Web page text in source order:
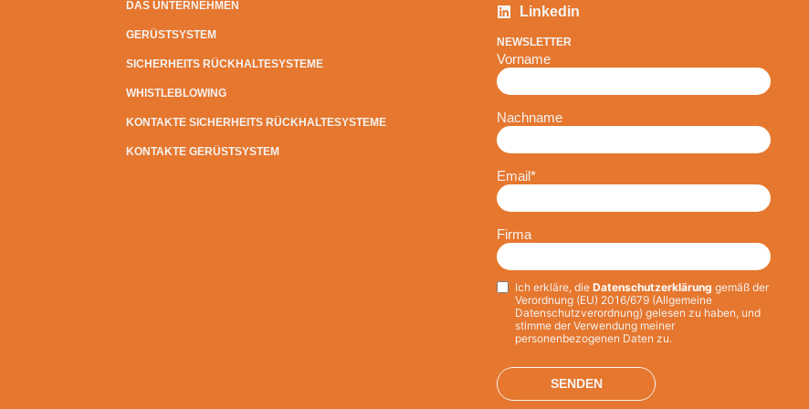
DAS UNTERNEHMEN
GERÜSTSYSTEM
SICHERHEITS RÜCKHALTESYSTEME
WHISTLEBLOWING
KONTAKTE SICHERHEITS RÜCKHALTESYSTEME
KONTAKTE GERÜSTSYSTEM
Linkedin
NEWSLETTER
Vorname
Nachname
Email*
Firma
Privacy*
Ich erkläre, die Datenschutzerklärung gemäß der
Verordnung (EU) 2016/679 (Allgemeine
Datenschutzverordnung) gelesen zu haben, und
stimme der Verwendung meiner
personenbezogenen Daten zu.